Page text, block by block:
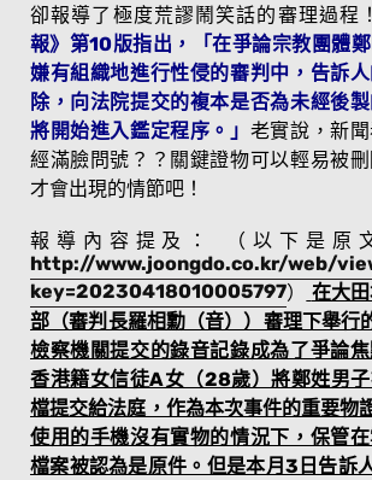
卻報導了極度荒謬鬧笑話的審理過程
報》第10版指出，「在爭論宗教團體
嫌有組織地進行性侵的審判中，告訴
除，向法院提交的複本是否為未經後
將開始進入鑑定程序。」 老實說，新
經滿臉問號？？關鍵證物可以輕易被
才會出現的情節吧！
報導內容提及： （以下是原
http://www.joongdo.co.kr/web/
key=20230418010005797）
在大
部（審判長羅相勳（音））審理下舉行
檢察機關提交的錄音記錄成為了爭論
香港籍女信徒A女（28歲）將鄭姓男
檔提交給法庭，作為本次事件的重要物
使用的手機沒有實物的情況下，保管
檔案被認為是原件。但是本月3日告訴